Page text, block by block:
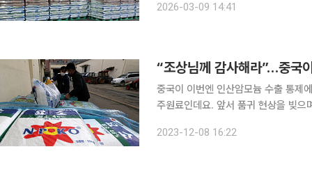
협은 주요 비료업체들과 점검한 결과
2026-03-09 14:41
중국이 이번엔 인산암모늄 수출 통제
주원료인데요. 앞서 품귀 현상을 빚으
료업계 온라인 플랫폼 화학비료망에
2023-12-08 16:22